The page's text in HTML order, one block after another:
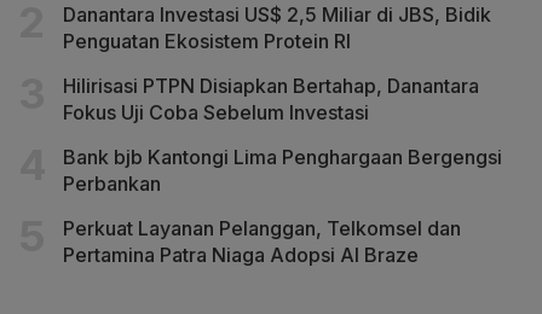
Danantara Investasi US$ 2,5 Miliar di JBS, Bidik
Penguatan Ekosistem Protein RI
Hilirisasi PTPN Disiapkan Bertahap, Danantara
Fokus Uji Coba Sebelum Investasi
Bank bjb Kantongi Lima Penghargaan Bergengsi
Perbankan
Perkuat Layanan Pelanggan, Telkomsel dan
Pertamina Patra Niaga Adopsi AI Braze